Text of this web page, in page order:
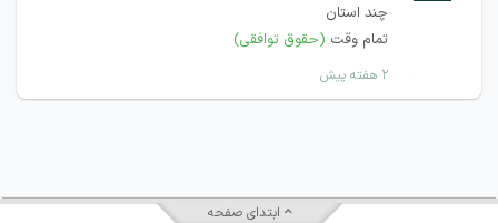
چند استان
تمام وقت (حقوق توافقی)
۲ هفته پیش
ابتدای صفحه